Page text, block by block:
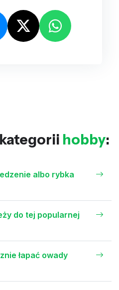
hobby:
albo rybka
do tej popularnej
łapać owady